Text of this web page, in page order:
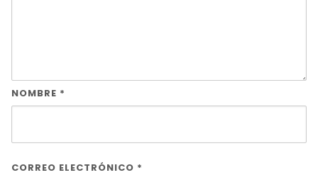
NOMBRE *
CORREO ELECTRÓNICO *